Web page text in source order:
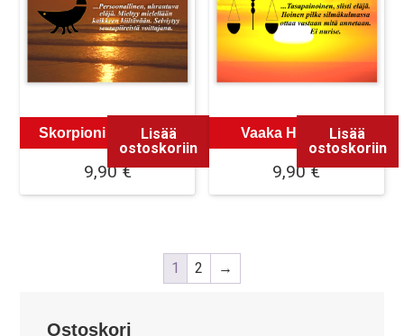
Skorpioni Hiirimatto
9,90€
Lisää
ostoskoriin
Vaaka Hiirimatto
9,90€
Lisää
ostoskoriin
1 2 →
Ostoskori